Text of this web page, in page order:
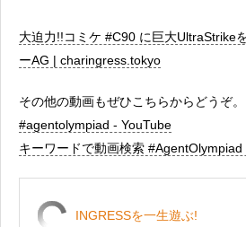
大迫力!!コミケ #C90 に巨大UltraStrike
ーAG | charingress.tokyo
その他の動画もぜひこちらからどうぞ。
#agentolympiad - YouTube
キーワードで動画検索
INGRESSを一生遊ぶ!